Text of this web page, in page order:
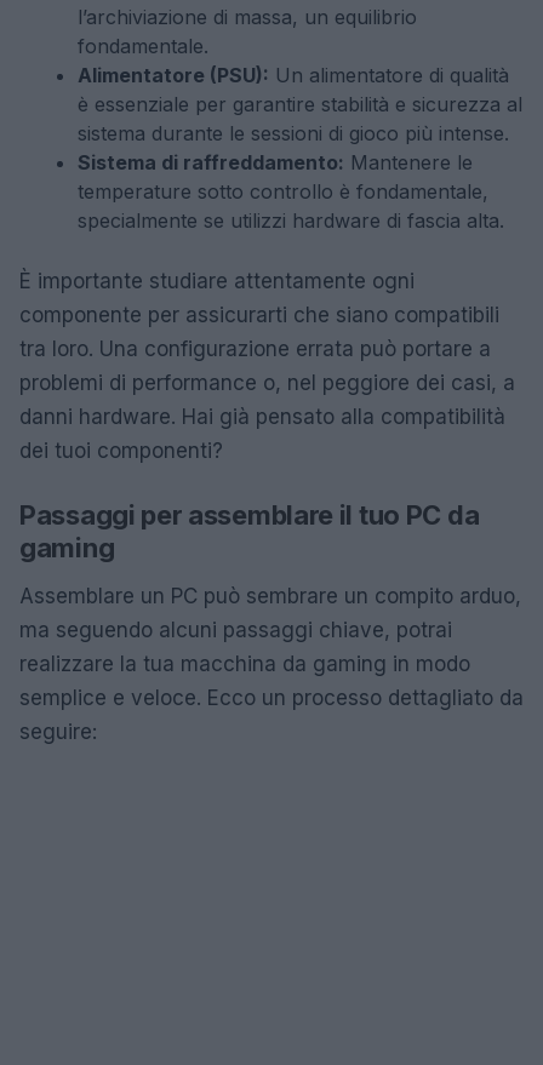
l’archiviazione di massa, un equilibrio
fondamentale.
Alimentatore (PSU): Un alimentatore di qualità
è essenziale per garantire stabilità e sicurezza al
sistema durante le sessioni di gioco più intense.
Sistema di raffreddamento: Mantenere le
temperature sotto controllo è fondamentale,
specialmente se utilizzi hardware di fascia alta.
È importante studiare attentamente ogni
componente per assicurarti che siano compatibili
tra loro. Una configurazione errata può portare a
problemi di performance o, nel peggiore dei casi, a
danni hardware. Hai già pensato alla compatibilità
dei tuoi componenti?
Passaggi per assemblare il tuo PC da
gaming
Assemblare un PC può sembrare un compito arduo,
ma seguendo alcuni passaggi chiave, potrai
realizzare la tua macchina da gaming in modo
semplice e veloce. Ecco un processo dettagliato da
seguire: